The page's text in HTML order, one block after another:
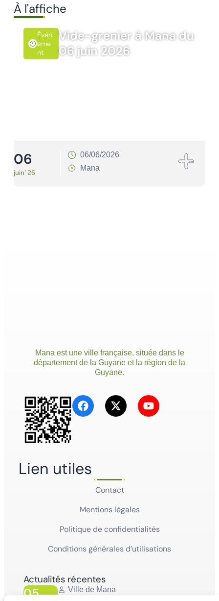
À l'affiche
Évén
Eme
Nt
Vide-grenier à Mana du
06 juin 2026
06
juin’ 26
06/06/2026
Mana
Mana est une ville française, située dans le
département de la Guyane et la région de la
Guyane.
Lien utiles
Contact
Mentions légales
Politique de confidentialités
Conditions générales d’utilisations
Actualités récentes
05 Ville de Mana